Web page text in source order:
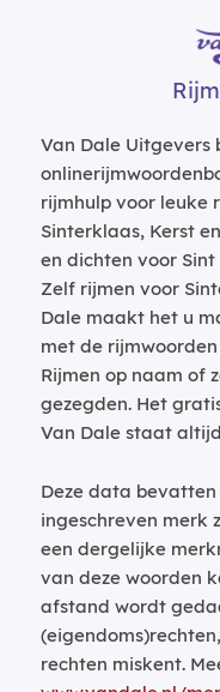
Van Dale
rijmhulp voor leuke
Sinterklaas, Kerst
en dichten voor
Zelf rijmen voor
Dale maakt het u
met de
Rijmen op naam of
gezegden. Het
Van Dale staat
Deze data
ingeschreven merk
een dergelijke
van deze woorden
afstand wordt
rechten miskent.